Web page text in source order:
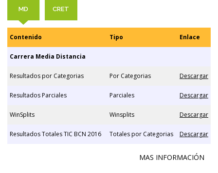
MD CRET
Contenido Tipo Enlace
Carrera Media Distancia
Resultados por Categorias Por Categorias Descargar
Resultados Parciales Parciales Descargar
WinSplits Winsplits Descargar
Resultados Totales TIC BCN 2016 Totales por Categorias Descargar
MAS INFORMACIÓN